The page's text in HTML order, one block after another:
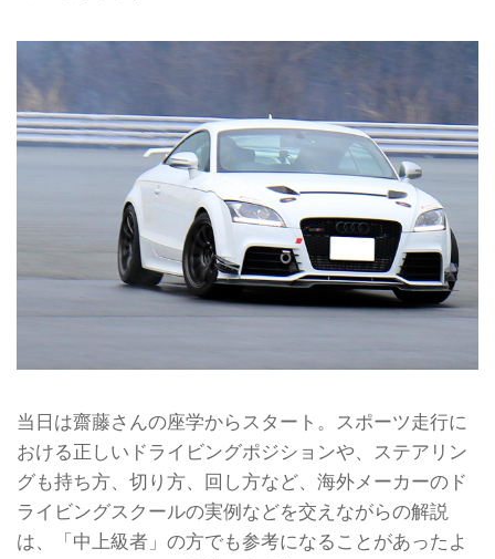
当日は齋藤さんの座学からスタート。スポーツ走行に
おける正しいドライビングポジションや、ステアリン
グも持ち方、切り方、回し方など、海外メーカーのド
ライビングスクールの実例などを交えながらの解説
は、「中上級者」の方でも参考になることがあったよ